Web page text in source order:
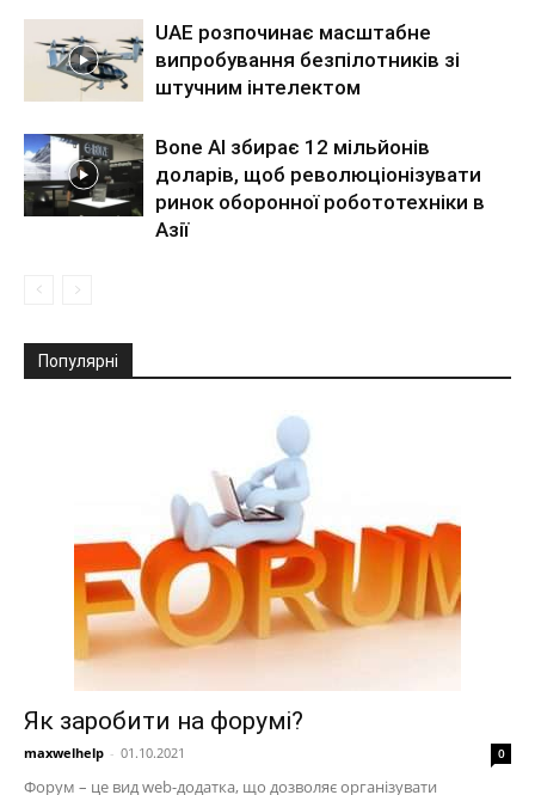
UAE розпочинає масштабне
випробування безпілотників зі
штучним інтелектом
Bone AI збирає 12 мільйонів
доларів, щоб революціонізувати
ринок оборонної робототехніки в
Азії
Популярні
Як заробити на форумі?
maxwelhelp - 01.10.2021 0
Форум – це вид web-додатка, що дозволяє організувати